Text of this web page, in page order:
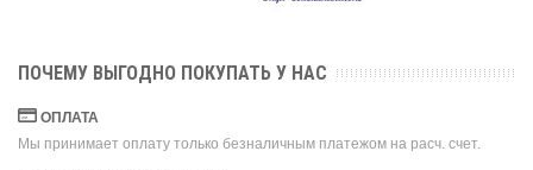
ПОЧЕМУ ВЫГОДНО ПОКУПАТЬ У НАС
ОПЛАТА
Мы принимает оплату только безналичным платежом на расч. счет.